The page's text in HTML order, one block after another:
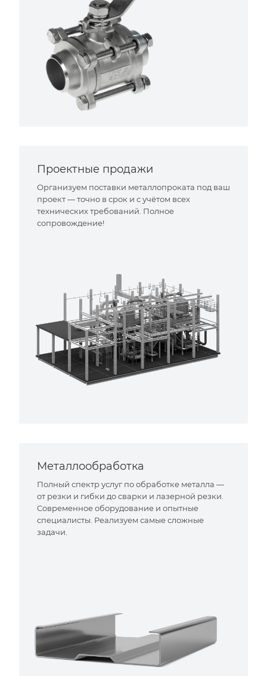
Проектные продажи
Организуем поставки металлопроката под ваш
проект — точно в срок и с учётом всех
технических требований. Полное
сопровождение!
Металлообработка
Полный спектр услуг по обработке металла —
от резки и гибки до сварки и лазерной резки.
Современное оборудование и опытные
специалисты. Реализуем самые сложные
задачи.